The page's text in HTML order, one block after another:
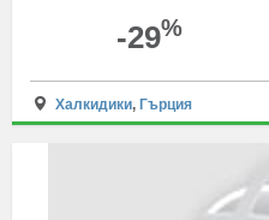
-29%
Халкидики, Гърция